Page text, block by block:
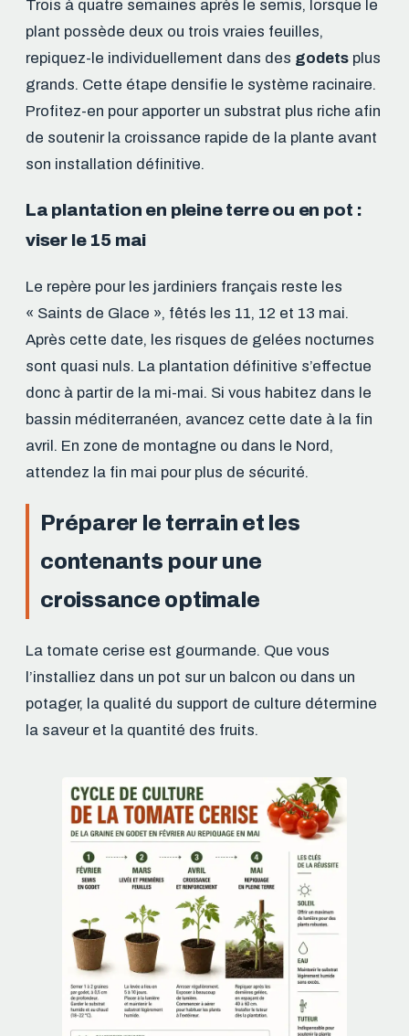
Trois à quatre semaines après le semis, lorsque le
plant possède deux ou trois vraies feuilles,
repiquez-le individuellement dans des godets plus
grands. Cette étape densifie le système racinaire.
Profitez-en pour apporter un substrat plus riche afin
de soutenir la croissance rapide de la plante avant
son installation définitive.
La plantation en pleine terre ou en pot :
viser le 15 mai
Le repère pour les jardiniers français reste les
« Saints de Glace », fêtés les 11, 12 et 13 mai.
Après cette date, les risques de gelées nocturnes
sont quasi nuls. La plantation définitive s’effectue
donc à partir de la mi-mai. Si vous habitez dans le
bassin méditerranéen, avancez cette date à la fin
avril. En zone de montagne ou dans le Nord,
attendez la fin mai pour plus de sécurité.
Préparer le terrain et les
contenants pour une
croissance optimale
La tomate cerise est gourmande. Que vous
l’installiez dans un pot sur un balcon ou dans un
potager, la qualité du support de culture détermine
la saveur et la quantité des fruits.